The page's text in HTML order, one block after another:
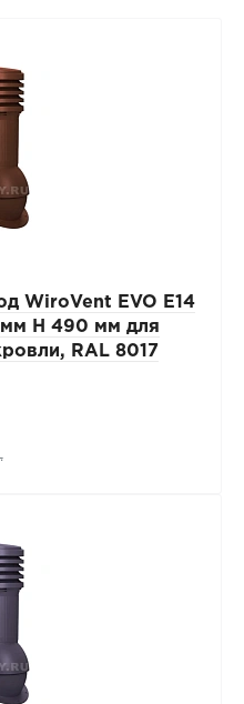
WiroVent EVO E14
мм Н 490 мм для
RAL 8017